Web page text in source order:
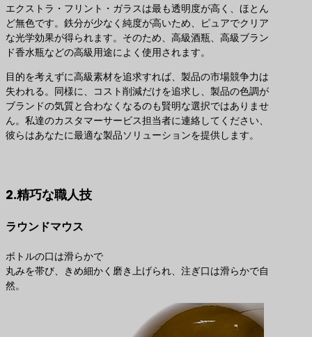
エクストラ・フリント・ガラスは最も透明度が高く、ほとん
ど無色です。鉄分が少なく純度が高いため、ピュアでクリア
な光学効果が得られます。そのため、高級酒瓶、高級ブラン
ド香水瓶などの高級用途によく使用されます。
目的を考えずに高級素材を追求すれば、製品の市場競争力は
失われる。同様に、コスト削減だけを追求し、製品の色調が
ブランドの気質と合わなくなるのも賢明な選択ではありませ
ん。私達のカスタマーサービス担当者に連絡してください、
彼らはあなたに最適な製品ソリューションを提供します。
2.精巧な職人技
ラウンドマウス
ボトルの口は滑らかで
丸みを帯び、きめ細かく磨き上げられ、注ぎ口は滑らかで自
然。